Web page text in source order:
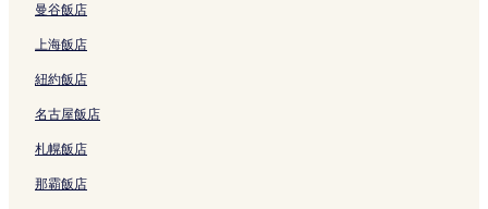
曼谷飯店
上海飯店
紐約飯店
名古屋飯店
札幌飯店
那霸飯店